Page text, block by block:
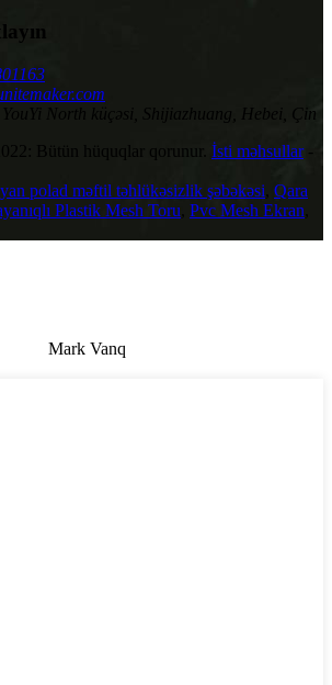
YouYi North küçəsi, Shijiazhuang, Hebei, Çin
Bütün hüquqlar qorunur.
İsti məhsullar-
polad məftil təhlükəsizlik şəbəkəsi Qara
Plastik Mesh Toru Pvc Mesh Ekran
Mark Vanq